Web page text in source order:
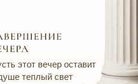
этот вечер оставит
теплый свет